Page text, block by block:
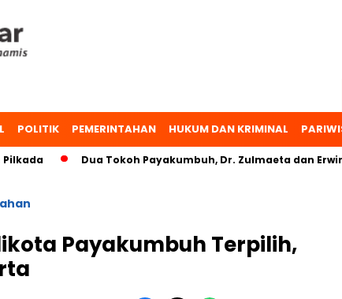
POLITIK PEMERINTAHAN HUKUM DAN KRIMINAL
Dua Tokoh Payakumbuh, Dr. Zulmaeta dan Erwin
Payakumbuh Terpilih,